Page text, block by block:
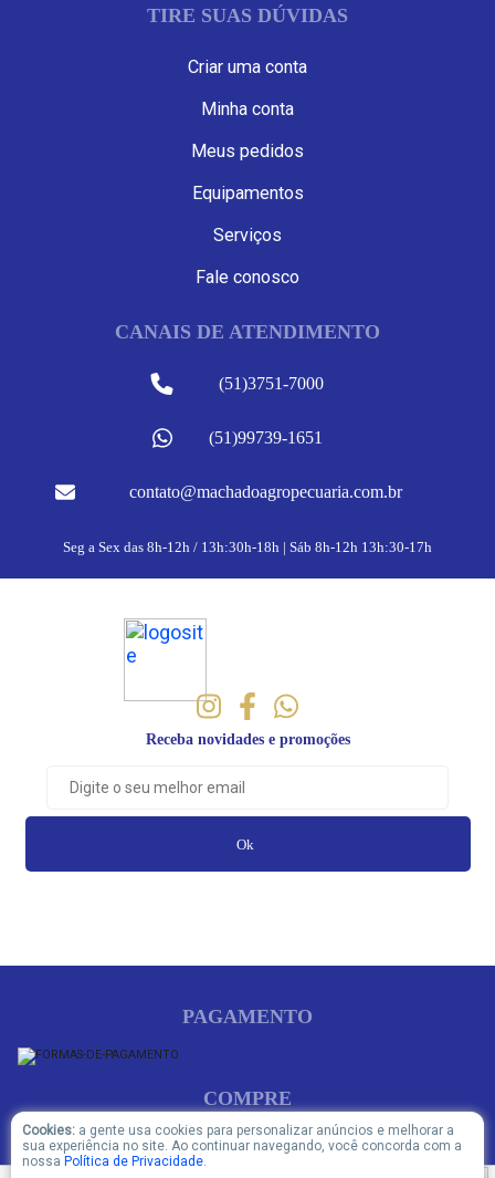
TIRE SUAS DÚVIDAS
Criar uma conta
Minha conta
Meus pedidos
Equipamentos
Serviços
Fale conosco
CANAIS DE ATENDIMENTO
(51)3751-7000
(51)99739-1651
contato@machadoagropecuaria.com.br
Seg a Sex das 8h-12h / 13h:30h-18h | Sáb 8h-12h 13h:30-17h
Receba novidades e promoções
Ok
PAGAMENTO
COMPRE
Cookies: a gente usa cookies para personalizar anúncios e melhorar a
sua experiência no site. Ao continuar navegando, você concorda com a
nossa Política de Privacidade.